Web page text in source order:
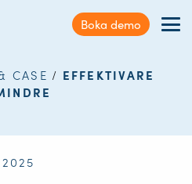
& Case
in
Boka demo
CASE / EFFEKTIVARE